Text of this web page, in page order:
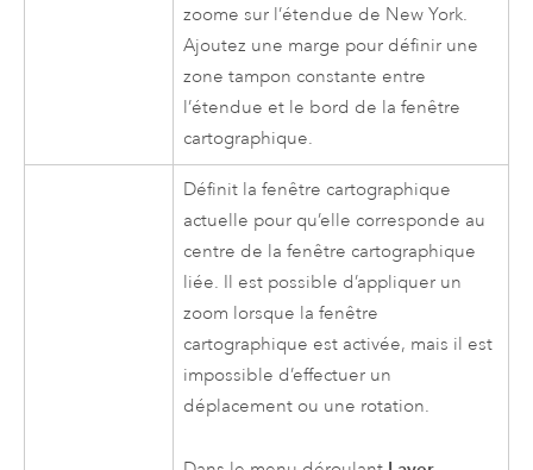
zoome sur l’étendue de New York.
Ajoutez une marge pour définir une
zone tampon constante entre
l’étendue et le bord de la fenêtre
cartographique.
Définit la fenêtre cartographique
actuelle pour qu’elle corresponde au
centre de la fenêtre cartographique
liée. Il est possible d’appliquer un
zoom lorsque la fenêtre
cartographique est activée, mais il est
impossible d’effectuer un
déplacement ou une rotation.